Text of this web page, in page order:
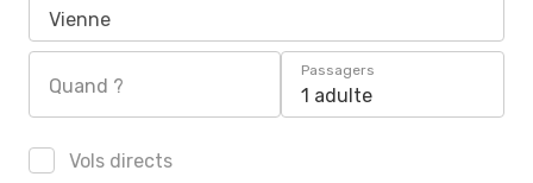
Vienne
Quand ?
Passagers
1 adulte
Vols directs